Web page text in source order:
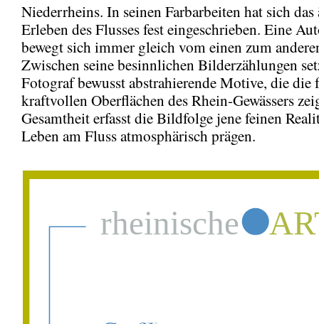
Niederrheins. In seinen Farbarbeiten hat sich das
Erleben des Flusses fest eingeschrieben. Eine
bewegt sich immer gleich vom einen zum
Zwischen seine besinnlichen Bilderzählungen
Fotograf bewusst abstrahierende Motive, die die
kraftvollen Oberflächen des Rhein-Gewässers
Gesamtheit erfasst die Bildfolge jene feinen
Leben am Fluss atmosphärisch prägen.